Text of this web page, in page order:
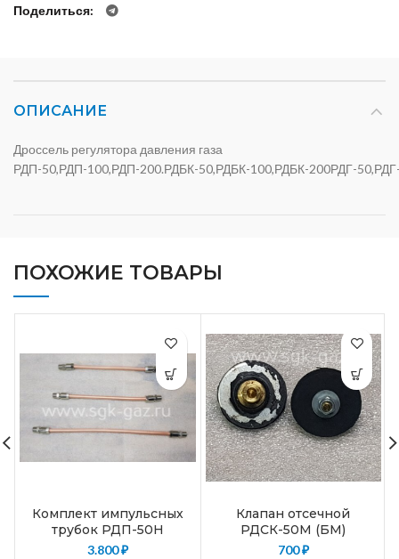
Поделиться
ОПИСАНИЕ
Дроссель регулятора давления газа
РДП-50,РДП-100,РДП-200.РДБК-50,РДБК-100,РДБК-200РДГ-
ПОХОЖИЕ ТОВАРЫ
Комплект импульсных
трубок РДП-50Н
3.800₽
Клапан отсечной
РДСК-50М (БМ)
700₽